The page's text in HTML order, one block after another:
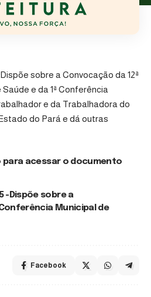
sobre a Convocação da 12ª
e da 1ª Conferência
e da Trabalhadora do
do Pará e dá outras
para acessar o documento
-Dispõe sobre a
Municipal de
Facebook